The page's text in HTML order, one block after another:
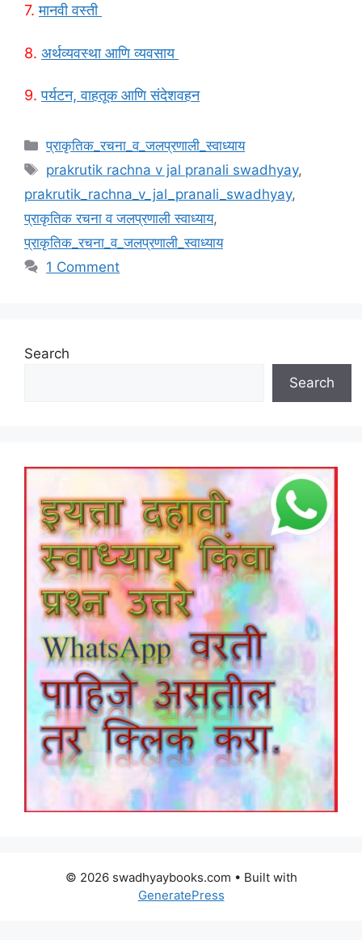
7.मानवी वस्ती
8. अर्थव्यवस्था आणि व्यवसाय
9.पर्यटन, वाहतूक आणि संदेशवहन
Categories
प्राकृतिक_रचना_व_जलप्रणाली_स्वाध्याय
Tags
prakrutik rachna v jal pranali swadhyay,
prakrutik_rachna_v_jal_pranali_swadhyay,
प्राकृतिक रचना व जलप्रणाली स्वाध्याय,
प्राकृतिक_रचना_व_जलप्रणाली_स्वाध्याय
1 Comment
Search
Search
© 2026 swadhyaybooks.com • Built with
GeneratePress